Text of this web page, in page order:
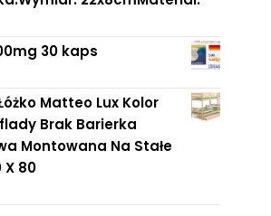
30 kaps
Matteo Lux Kolor
Brak Barierka
Montowana Na Stałe
X 80